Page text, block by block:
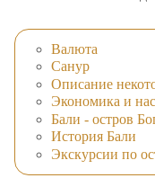
Валюта
Санур
Описание
Экономика и
Бали - остров
История Бали
Экскурсии по